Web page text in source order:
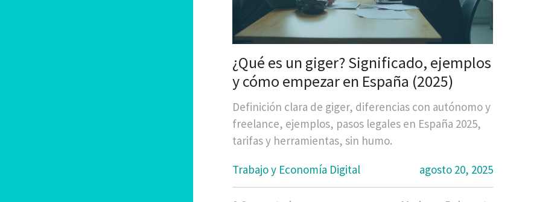
¿Qué es un giger? Significado, ejemplos
y cómo empezar en España (2025)
Definición clara de giger, diferencias con autónomo y
freelance, ejemplos, pasos legales en España 2025,
tarifas y herramientas, sin humo.
Trabajo y Economía Digital
agosto 20, 2025